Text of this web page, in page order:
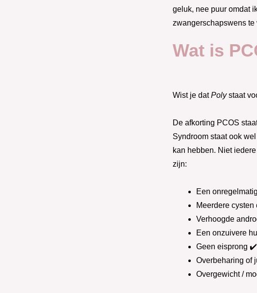
geluk, nee puur omdat
zwangerschapswens te
Wat is
Wist je datPolystaat
De afkorting PCOS
Syndroom staat ook
kan hebben. Niet
zijn:
Een
Meerdere
Verhoogde
Een onzuivere
Geen eisprong ✔️
Overbeharing of
Overgewicht /